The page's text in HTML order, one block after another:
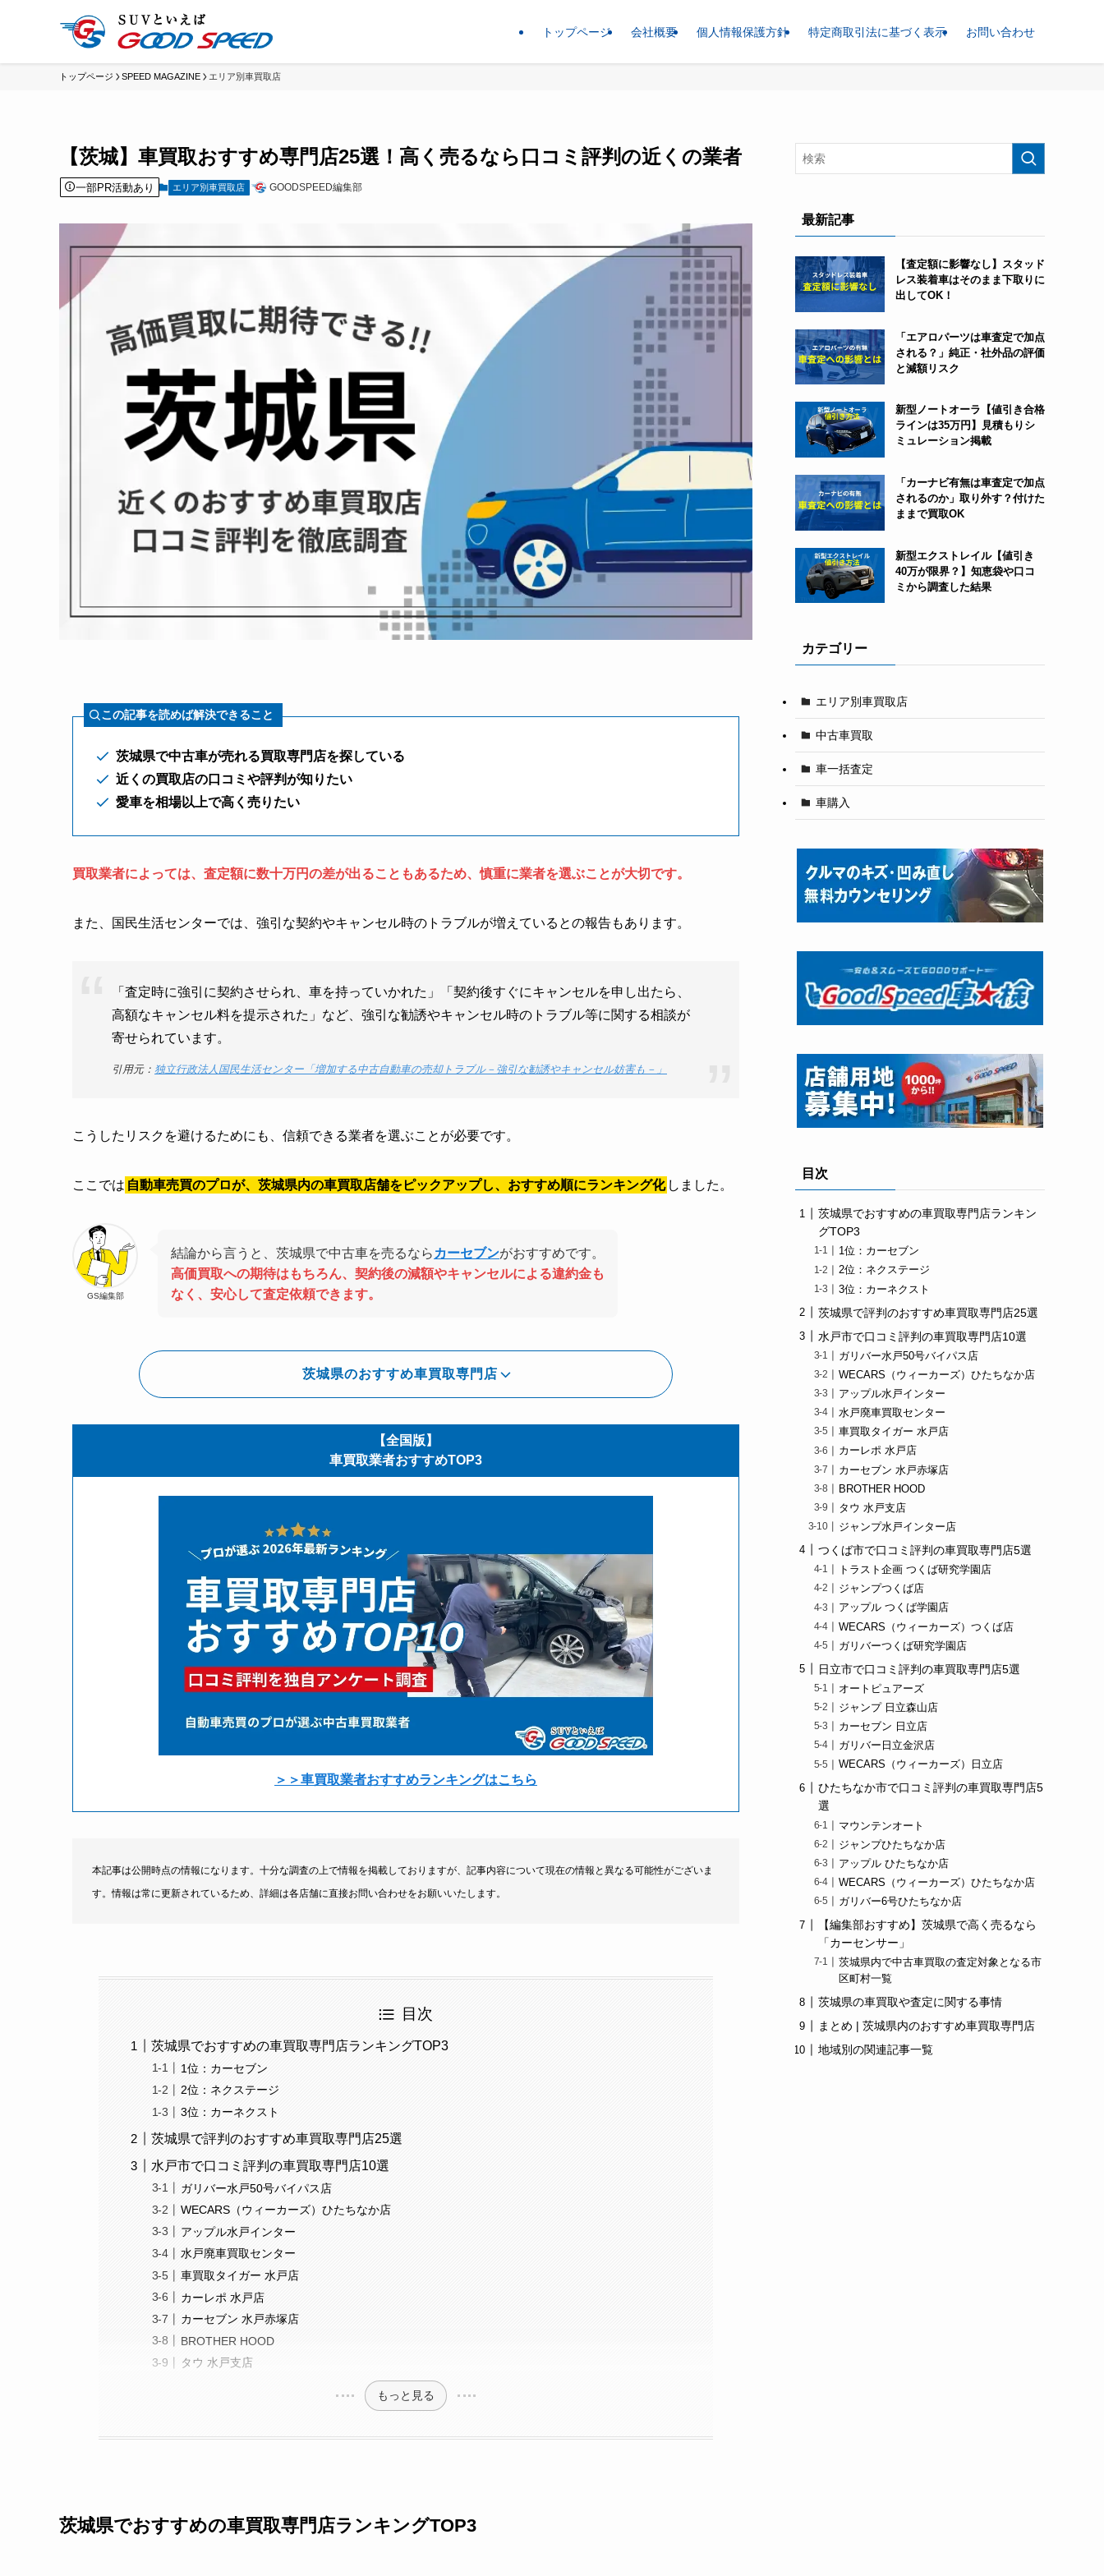
トップページ 会社概要 個人情報保護方針 特定商取引法に基づく表示 お問い合わせ
トップページ SPEED MAGAZINE エリア別車買取店
【茨城】車買取おすすめ専門店25選！高く売るなら口コミ評判の近くの業者
一部PR活動あり エリア別車買取店 GOODSPEED編集部
この記事を読めば解決できること
茨城県で中古車が売れる買取専門店を探している
近くの買取店の口コミや評判が知りたい
愛車を相場以上で高く売りたい
買取業者によっては、査定額に数十万円の差が出ることもあるため、慎重に業者を選ぶことが大切です。
また、国民生活センターでは、強引な契約やキャンセル時のトラブルが増えているとの報告もあります。
「査定時に強引に契約させられ、車を持っていかれた」「契約後すぐにキャンセルを申し出たら、
高額なキャンセル料を提示された」など、強引な勧誘やキャンセル時のトラブル等に関する相談が
寄せられています。
引用元： 独立行政法人国民生活センター「増加する中古自動車の売却トラブル－強引な勧誘やキャンセル妨害も－」
こうしたリスクを避けるためにも、信頼できる業者を選ぶことが必要です。
ここでは 自動車売買のプロが、茨城県内の車買取店舗をピックアップし、おすすめ順にランキング化 しました。
GS編集部
結論から言うと、茨城県で中古車を売るならカーセブンがおすすめです。
高価買取への期待はもちろん、契約後の減額やキャンセルによる違約金も
なく、安心して査定依頼できます。
茨城県のおすすめ車買取専門店
【全国版】
車買取業者おすすめTOP3
＞＞車買取業者おすすめランキングはこちら
本記事は公開時点の情報になります。十分な調査の上で情報を掲載しておりますが、記事内容について現在の情報と異なる可能性がございま
す。情報は常に更新されているため、詳細は各店舗に直接お問い合わせをお願いいたします。
目次
茨城県でおすすめの車買取専門店ランキングTOP3
1位：カーセブン
2位：ネクステージ
3位：カーネクスト
茨城県で評判のおすすめ車買取専門店25選
水戸市で口コミ評判の車買取専門店10選
ガリバー水戸50号バイパス店
WECARS（ウィーカーズ）ひたちなか店
アップル水戸インター
水戸廃車買取センター
車買取タイガー 水戸店
カーレポ 水戸店
カーセブン 水戸赤塚店
BROTHER HOOD
タウ 水戸支店
もっと見る
茨城県でおすすめの車買取専門店ランキングTOP3
最新記事
【査定額に影響なし】スタッド
レス装着車はそのまま下取りに
出してOK！
「エアロパーツは車査定で加点
される？」純正・社外品の評価
と減額リスク
新型ノートオーラ【値引き合格
ラインは35万円】見積もりシ
ミュレーション掲載
「カーナビ有無は車査定で加点
されるのか」取り外す？付けた
ままで買取OK
新型エクストレイル【値引き
40万が限界？】知恵袋や口コ
ミから調査した結果
カテゴリー
エリア別車買取店
中古車買取
車一括査定
車購入
目次
茨城県でおすすめの車買取専門店ランキン
グTOP3
1位：カーセブン
2位：ネクステージ
3位：カーネクスト
茨城県で評判のおすすめ車買取専門店25選
水戸市で口コミ評判の車買取専門店10選
ガリバー水戸50号バイパス店
WECARS（ウィーカーズ）ひたちなか店
アップル水戸インター
水戸廃車買取センター
車買取タイガー 水戸店
カーレポ 水戸店
カーセブン 水戸赤塚店
BROTHER HOOD
タウ 水戸支店
ジャンプ水戸インター店
つくば市で口コミ評判の車買取専門店5選
トラスト企画 つくば研究学園店
ジャンプつくば店
アップル つくば学園店
WECARS（ウィーカーズ）つくば店
ガリバーつくば研究学園店
日立市で口コミ評判の車買取専門店5選
オートピュアーズ
ジャンプ 日立森山店
カーセブン 日立店
ガリバー日立金沢店
WECARS（ウィーカーズ）日立店
ひたちなか市で口コミ評判の車買取専門店5
選
マウンテンオート
ジャンプひたちなか店
アップル ひたちなか店
WECARS（ウィーカーズ）ひたちなか店
ガリバー6号ひたちなか店
【編集部おすすめ】茨城県で高く売るなら
「カーセンサー」
茨城県内で中古車買取の査定対象となる市
区町村一覧
茨城県の車買取や査定に関する事情
まとめ | 茨城県内のおすすめ車買取専門店
地域別の関連記事一覧